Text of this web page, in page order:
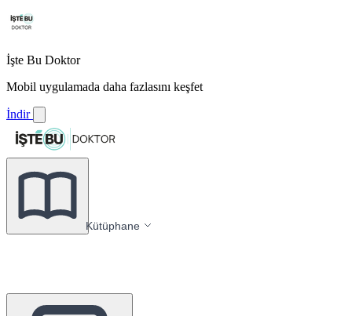
İşte Bu Doktor
Mobil uygulamada daha fazlasını keşfet
İndir
Kütüphane